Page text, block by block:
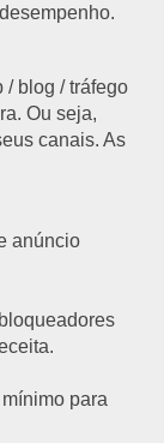
/ blog / tráfego
Ou seja,
canais. As
anúncio
para